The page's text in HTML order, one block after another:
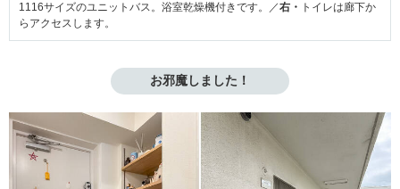
1116サイズのユニットバス。浴室乾燥機付きです。／右・ トイレは廊下か
らアクセスします。
お邪魔しました！